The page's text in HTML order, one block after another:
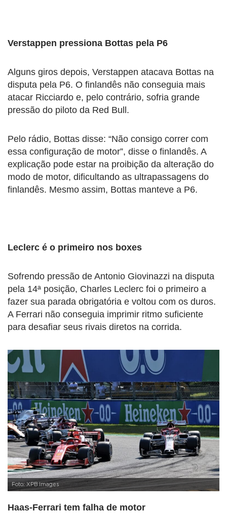
Verstappen pressiona Bottas pela P6
Alguns giros depois, Verstappen atacava Bottas na
disputa pela P6. O finlandês não conseguia mais
atacar Ricciardo e, pelo contrário, sofria grande
pressão do piloto da Red Bull.
Pelo rádio, Bottas disse: “Não consigo correr com
essa configuração de motor”, disse o finlandês. A
explicação pode estar na proibição da alteração do
modo de motor, dificultando as ultrapassagens do
finlandês. Mesmo assim, Bottas manteve a P6.
Leclerc é o primeiro nos boxes
Sofrendo pressão de Antonio Giovinazzi na disputa
pela 14ª posição, Charles Leclerc foi o primeiro a
fazer sua parada obrigatória e voltou com os duros.
A Ferrari não conseguia imprimir ritmo suficiente
para desafiar seus rivais diretos na corrida.
Foto: XPB Images
Haas-Ferrari tem falha de motor